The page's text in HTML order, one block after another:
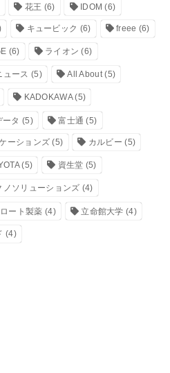
花王 (6) IDOM (6)
キュービック (6) freee (6)
(6) ライオン (6)
ュース (5) All About(5)
KADOKAWA(5)
ータ (5) 富士通 (5)
ーションズ (5) カルビー (5)
(5) 資生堂 (5)
ノソリューションズ (4)
ロート製薬 (4) 立命館大学 (4)
(4)